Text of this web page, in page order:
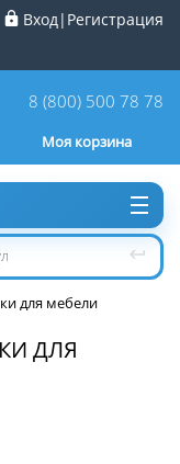
Вход| Регистрация
8 (800) 500 78 78
Моя корзина
для мебели
ДЛЯ